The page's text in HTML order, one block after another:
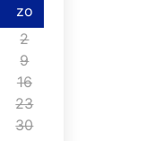
zo
2
9
16
23
30